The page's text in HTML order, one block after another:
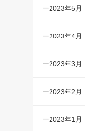
2023年5月
2023年4月
2023年3月
2023年2月
2023年1月